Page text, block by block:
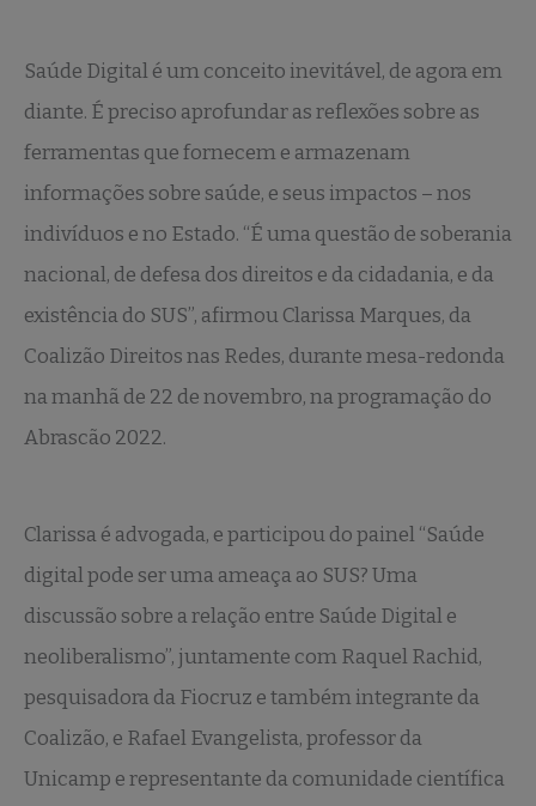
Saúde Digital é um conceito inevitável, de agora em
diante. É preciso aprofundar as reflexões sobre as
ferramentas que fornecem e armazenam
informações sobre saúde, e seus impactos – nos
indivíduos e no Estado. “É uma questão de soberania
nacional, de defesa dos direitos e da cidadania, e da
existência do SUS”, afirmou Clarissa Marques, da
Coalizão Direitos nas Redes, durante mesa-redonda
na manhã de 22 de novembro, na programação do
Abrascão 2022.
Clarissa é advogada, e participou do painel “Saúde
digital pode ser uma ameaça ao SUS? Uma
discussão sobre a relação entre Saúde Digital e
neoliberalismo”, juntamente com Raquel Rachid,
pesquisadora da Fiocruz e também integrante da
Coalizão, e Rafael Evangelista, professor da
Unicamp e representante da comunidade científica